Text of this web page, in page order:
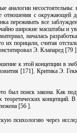
с окружающей
переживать все
широкие масштабы и
началась
порицали, считая
Э. Клапаред [79 ].
к этой концепции в
[171]. Критика Э.
был поиск закона. Как
концепций.
[56 ].
психологию через